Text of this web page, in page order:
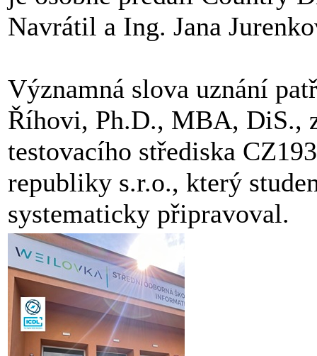
Navrátil a Ing. Jana
Významná slova uznání
Říhovi, Ph.D., MBA, DiS.,
testovacího střediska
republiky s.r.o., který
systematicky připravoval.